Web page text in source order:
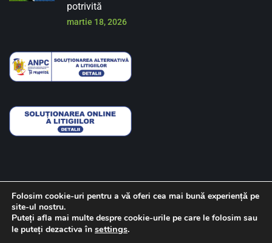
potrivită
martie 18, 2026
Despre noi Contact Politica de confidentialitate
Folosim cookie-uri pentru a vă oferi cea mai bună experiență pe
site-ul nostru.
Puteți afla mai multe despre cookie-urile pe care le folosim sau
le puteți dezactiva în settings.